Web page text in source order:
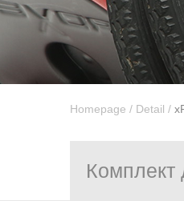
Homepage / Detail /
Комплект